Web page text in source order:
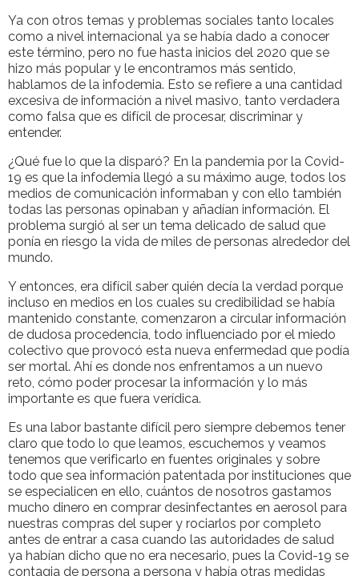
Ya con otros temas y problemas sociales tanto locales
como a nivel internacional ya se había dado a conocer
este término, pero no fue hasta inicios del 2020 que se
hizo más popular y le encontramos más sentido,
hablamos de la infodemia. Esto se refiere a una cantidad
excesiva de información a nivel masivo, tanto verdadera
como falsa que es difícil de procesar, discriminar y
entender.
¿Qué fue lo que la disparó? En la pandemia por la Covid-
19 es que la infodemia llegó a su máximo auge, todos los
medios de comunicación informaban y con ello también
todas las personas opinaban y añadían información. El
problema surgió al ser un tema delicado de salud que
ponía en riesgo la vida de miles de personas alrededor del
mundo.
Y entonces, era difícil saber quién decía la verdad porque
incluso en medios en los cuales su credibilidad se había
mantenido constante, comenzaron a circular información
de dudosa procedencia, todo influenciado por el miedo
colectivo que provocó esta nueva enfermedad que podía
ser mortal. Ahí es donde nos enfrentamos a un nuevo
reto, cómo poder procesar la información y lo más
importante es que fuera verídica.
Es una labor bastante difícil pero siempre debemos tener
claro que todo lo que leamos, escuchemos y veamos
tenemos que verificarlo en fuentes originales y sobre
todo que sea información patentada por instituciones que
se especialicen en ello, cuántos de nosotros gastamos
mucho dinero en comprar desinfectantes en aerosol para
nuestras compras del super y rociarlos por completo
antes de entrar a casa cuando las autoridades de salud
ya habían dicho que no era necesario, pues la Covid-19 se
contagia de persona a persona y había otras medidas